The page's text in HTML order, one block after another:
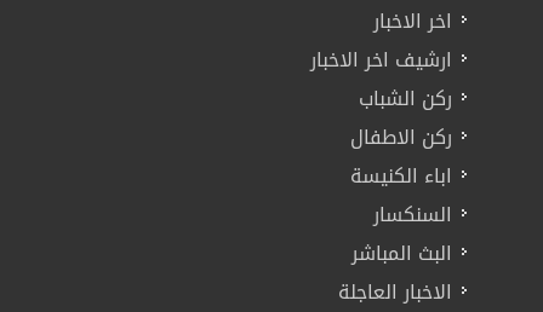
اخر الاخبار
ارشيف اخر الاخبار
ركن الشباب
ركن الاطفال
اباء الكنيسة
السنكسار
البث المباشر
الاخبار العاجلة